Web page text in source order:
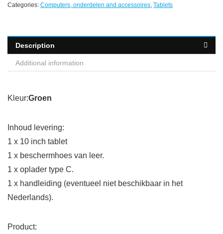
Categories: Computers, onderdelen and accessoires, Tablets
Description
Additional information
Kleur:Groen
Inhoud levering:
1 x 10 inch tablet
1 x beschermhoes van leer.
1 x oplader type C.
1 x handleiding (eventueel niet beschikbaar in het
Nederlands).
Product: